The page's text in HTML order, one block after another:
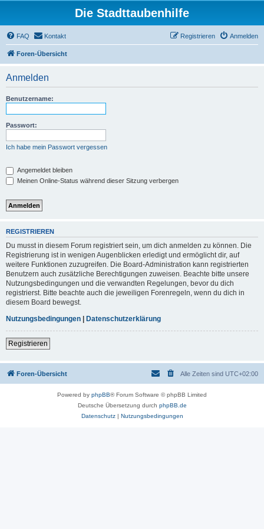
Die Stadttaubenhilfe
FAQ Kontakt Anmelden
Registrieren
Foren-Übersicht
Anmelden
Benutzername:
Passwort:
Ich habe mein Passwort vergessen
Angemeldet bleiben
Meinen Online-Status während dieser Sitzung verbergen
REGISTRIEREN
Du musst in diesem Forum registriert sein, um dich anmelden zu können. Die
Registrierung ist in wenigen Augenblicken erledigt und ermöglicht dir, auf
weitere Funktionen zuzugreifen. Die Board-Administration kann registrierten
Benutzern auch zusätzliche Berechtigungen zuweisen. Beachte bitte unsere
Nutzungsbedingungen und die verwandten Regelungen, bevor du dich
registrierst. Bitte beachte auch die jeweiligen Forenregeln, wenn du dich in
diesem Board bewegst.
Nutzungsbedingungen | Datenschutzerklärung
Registrieren
Foren-Übersicht Alle Zeiten sind UTC+02:00
Powered by phpBB® Forum Software © phpBB Limited
Deutsche Übersetzung durch phpBB.de
Datenschutz| Nutzungsbedingungen